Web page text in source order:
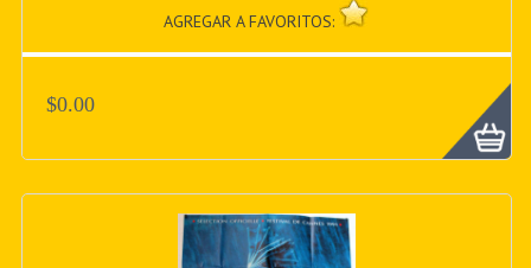
AGREGAR A FAVORITOS:
$0.00